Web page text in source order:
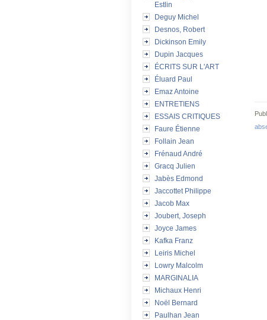
Estlin
Deguy Michel
Desnos, Robert
Dickinson Emily
Dupin Jacques
ÉCRITS SUR L'ART
Éluard Paul
Emaz Antoine
ENTRETIENS
ESSAIS CRITIQUES
Faure Étienne
Follain Jean
Frénaud André
Gracq Julien
Jabès Edmond
Jaccottet Philippe
Jacob Max
Joubert, Joseph
Joyce James
Kafka Franz
Leiris Michel
Lowry Malcolm
MARGINALIA
Michaux Henri
Noël Bernard
Paulhan Jean